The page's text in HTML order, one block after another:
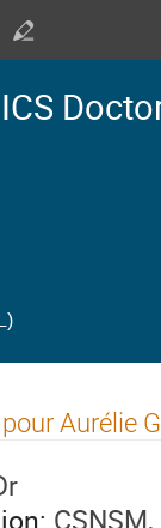
Aurélie